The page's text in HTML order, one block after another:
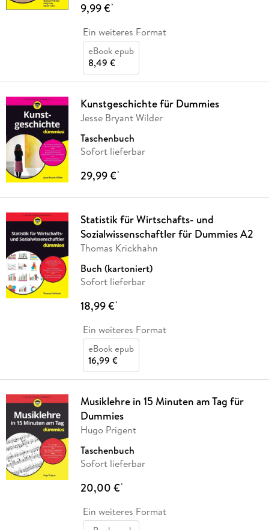
9,99 €*
Ein weiteres Format
eBook epub
8,49 €
Kunstgeschichte für Dummies
Jesse Bryant Wilder
Taschenbuch
Sofort lieferbar
29,99 €*
Statistik für Wirtschafts- und
Sozialwissenschaftler für Dummies A2
Thomas Krickhahn
Buch (kartoniert)
Sofort lieferbar
18,99 €*
Ein weiteres Format
eBook epub
16,99 €
Musiklehre in 15 Minuten am Tag für
Dummies
Hugo Prigent
Taschenbuch
Sofort lieferbar
20,00 €*
Ein weiteres Format